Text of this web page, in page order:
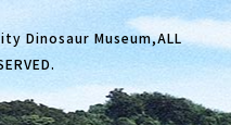
Dinosaur Museum,ALL